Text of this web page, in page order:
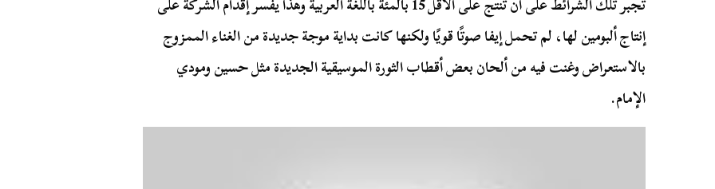
إنتاج ألبومين لها، لم تحمل إيفا صوتًا قويًا ولكنها كانت بداية موجة جديدة من الغناء الممزوج
بالاستعراض وغنت فيه من ألحان بعض أقطاب الثورة الموسيقية الجديدة مثل حسين ومودي
الإمام.